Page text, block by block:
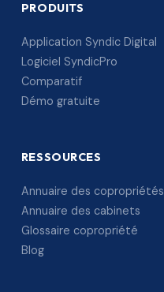
PRODUITS
Application Syndic Digital
Logiciel SyndicPro
Comparatif
Démo gratuite
RESSOURCES
Annuaire des copropriétés
Annuaire des cabinets
Glossaire copropriété
Blog